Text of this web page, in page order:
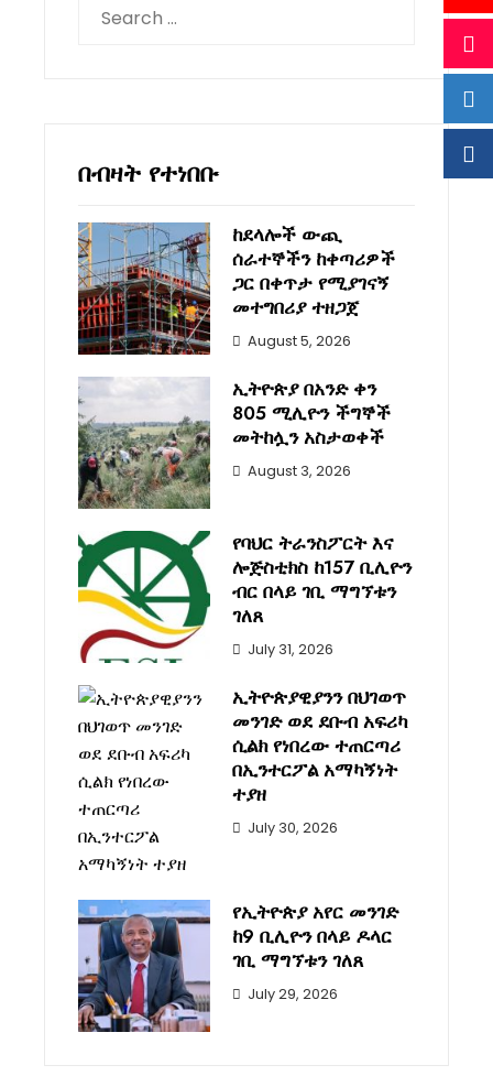
for:
በብዛት የተነበቡ
ከደላሎች ውጪ
ሰራተኞችን ከቀጣሪዎች
ጋር በቀጥታ የሚያገናኝ
መተግበሪያ ተዘጋጀ
August 5, 2026
ኢትዮጵያ በአንድ ቀን
805 ሚሊዮን ችግኞች
መትከሏን አስታወቀች
August 3, 2026
የባህር ትራንስፖርት እና
ሎጅስቲክስ ከ157 ቢሊዮን
ብር በላይ ገቢ ማግኘቱን
ገለጸ
July 31, 2026
ኢትዮጵያዊያንን በህገወጥ
መንገድ ወደ ደቡብ አፍሪካ
ሲልክ የነበረው ተጠርጣሪ
በኢንተርፖል አማካኝነት
ተያዘ
July 30, 2026
የኢትዮጵያ አየር መንገድ
ከ9 ቢሊዮን በላይ ዶላር
ገቢ ማግኘቱን ገለጸ
July 29, 2026